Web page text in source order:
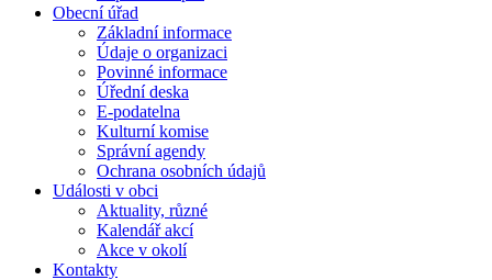
Obecní úřad
Základní informace
Údaje o organizaci
Povinné informace
Úřední deska
E-podatelna
Kulturní komise
Správní agendy
Ochrana osobních údajů
Události v obci
Aktuality, různé
Kalendář akcí
Akce v okolí
Kontakty